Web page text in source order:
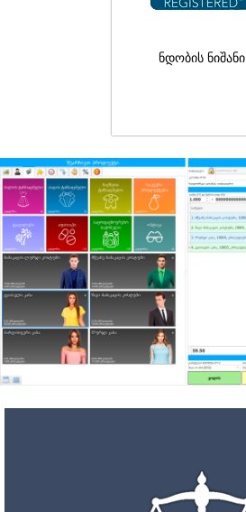
ნდობის ნიშანი